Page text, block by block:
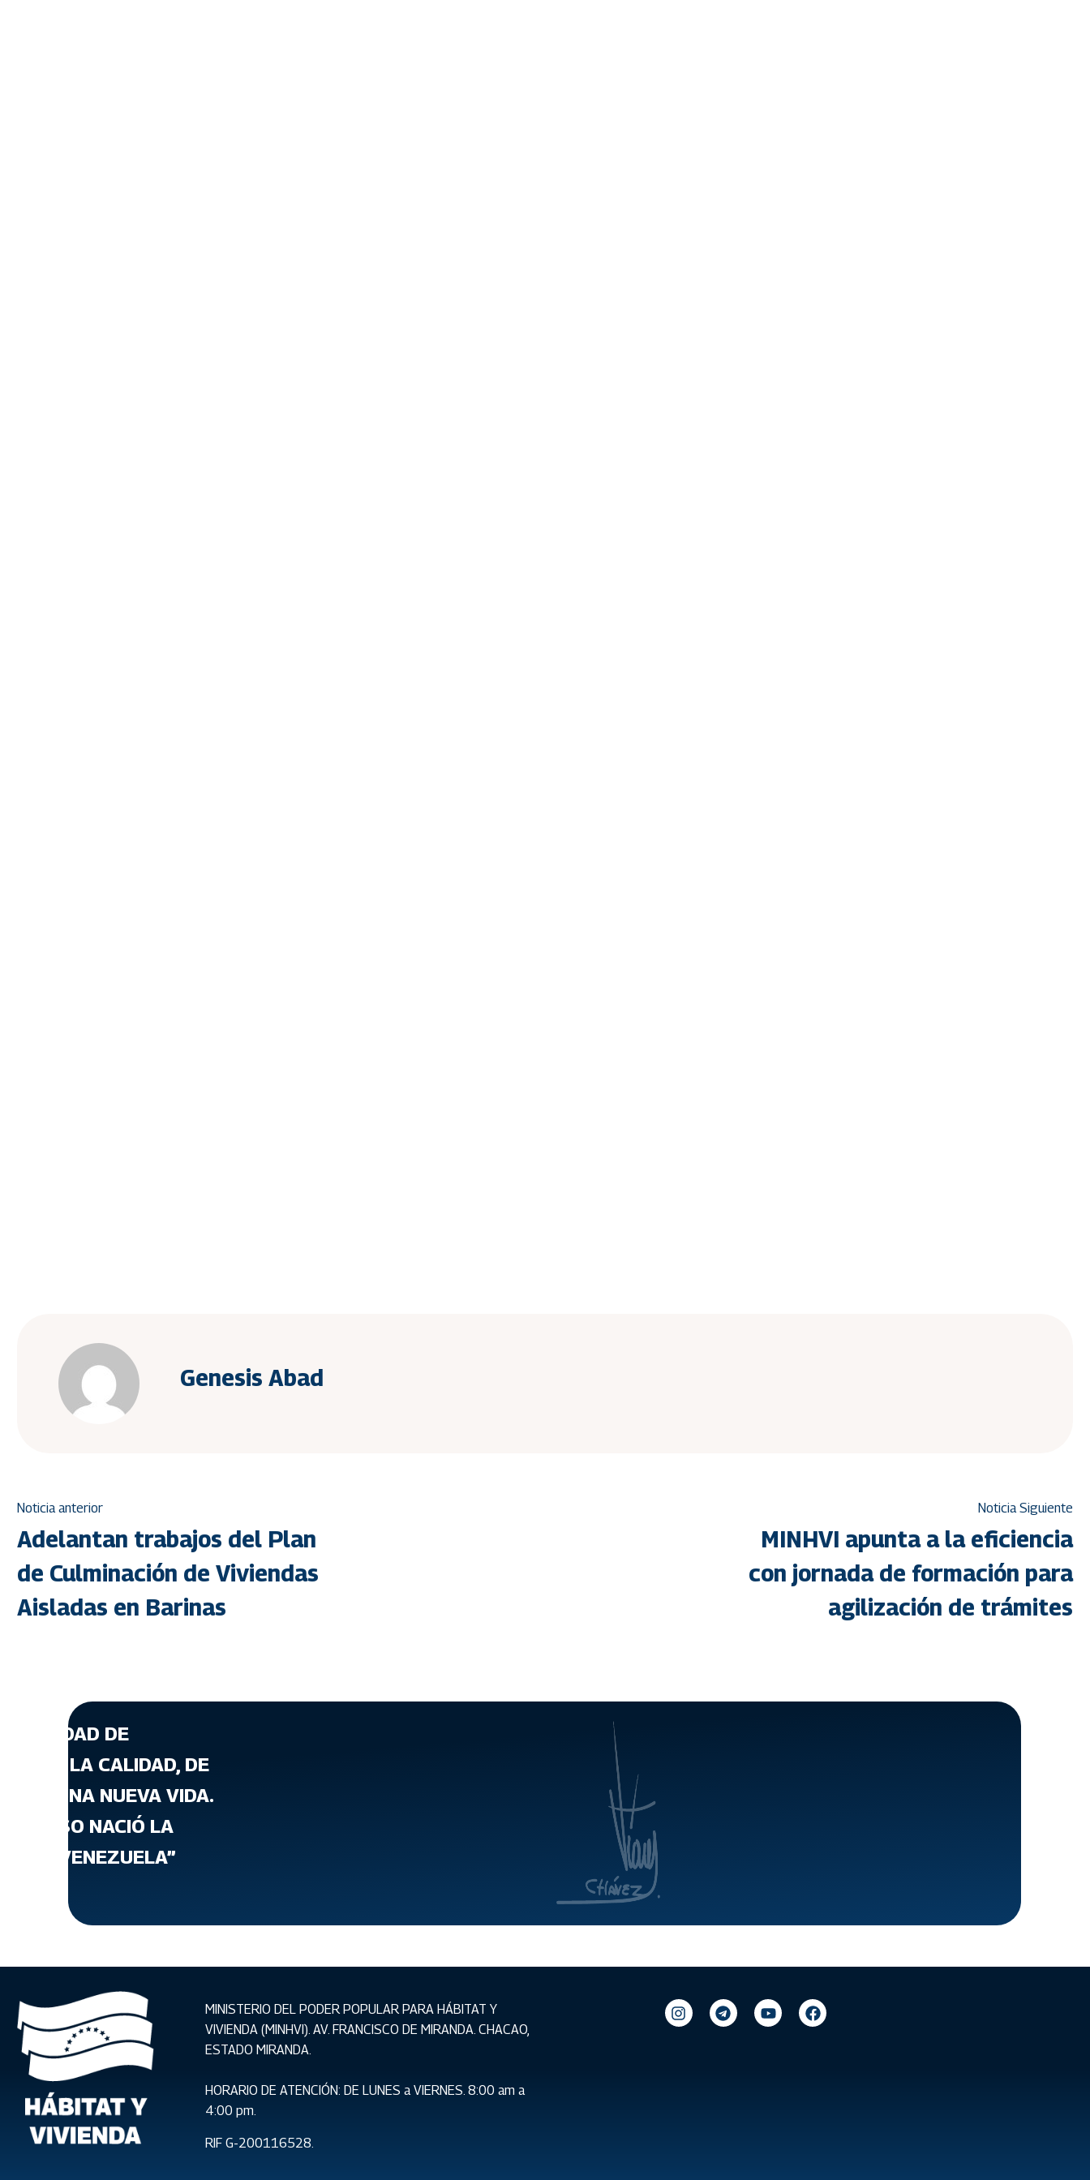
Genesis Abad
Noticia anterior
Adelantan trabajos del Plan
de Culminación de Viviendas
Aisladas en Barinas
Noticia Siguiente
MINHVI apunta a la eficiencia
con jornada de formación para
agilización de trámites
DE
DE LA CALIDAD, DE
DE UNA NUEVA VIDA.
ESO NACIÓ LA
VENEZUELA”
MINISTERIO DEL PODER POPULAR PARA HÁBITAT Y
VIVIENDA (MINHVI). AV. FRANCISCO DE MIRANDA. CHACAO,
ESTADO MIRANDA.
HORARIO DE ATENCIÓN: DE LUNES a VIERNES. 8:00 am a
4:00 pm.
RIF G-200116528.